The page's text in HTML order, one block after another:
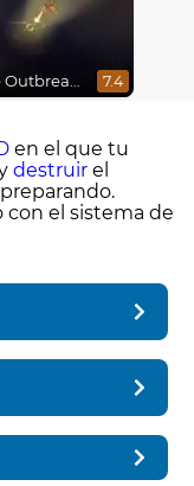
Zombie Outbreak Arena 7.4
en el que tu
destruir el
con el sistema de